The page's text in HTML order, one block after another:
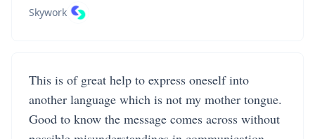
Skywork
This is of great help to express oneself into
another language which is not my mother tongue.
Good to know the message comes across without